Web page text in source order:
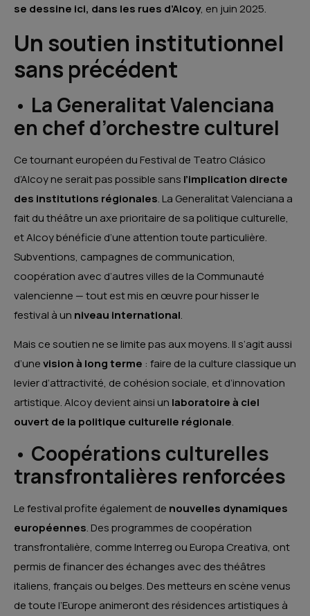
se dessine ici, dans les rues d’Alcoy, en juin 2025.
Un soutien institutionnel
sans précédent
• La Generalitat Valenciana
en chef d’orchestre culturel
Ce tournant européen du Festival de Teatro Clásico
d’Alcoy ne serait pas possible sans l’implication directe
des institutions régionales. La Generalitat Valenciana a
fait du théâtre un axe prioritaire de sa politique culturelle,
et Alcoy bénéficie d’une attention toute particulière.
Subventions, campagnes de communication,
coopération avec d’autres villes de la Communauté
valencienne — tout est mis en œuvre pour hisser le
festival à un niveau international.
Mais ce soutien ne se limite pas aux moyens. Il s’agit aussi
d’unevision à long terme : faire de la culture classique un
levier d’attractivité, de cohésion sociale, et d’innovation
artistique. Alcoy devient ainsi un laboratoire à ciel
ouvert de la politique culturelle régionale.
• Coopérations culturelles
transfrontalières renforcées
Le festival profite également de nouvelles dynamiques
européennes. Des programmes de coopération
transfrontalière, comme Interreg ou Europa Creativa, ont
permis de financer des échanges avec des théâtres
italiens, français ou belges. Des metteurs en scène venus
de toute l’Europe animeront des résidences artistiques à